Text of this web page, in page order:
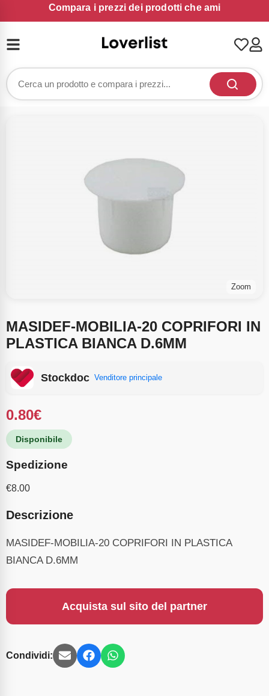
Compara i prezzi dei prodotti che ami
Zoom
MASIDEF-MOBILIA-20 COPRIFORI IN
PLASTICA BIANCA D.6MM
Stockdoc Venditore principale
0.80€
Disponibile
Spedizione
€8.00
Descrizione
MASIDEF-MOBILIA-20 COPRIFORI IN PLASTICA
BIANCA D.6MM
Acquista sul sito del partner
Condividi: